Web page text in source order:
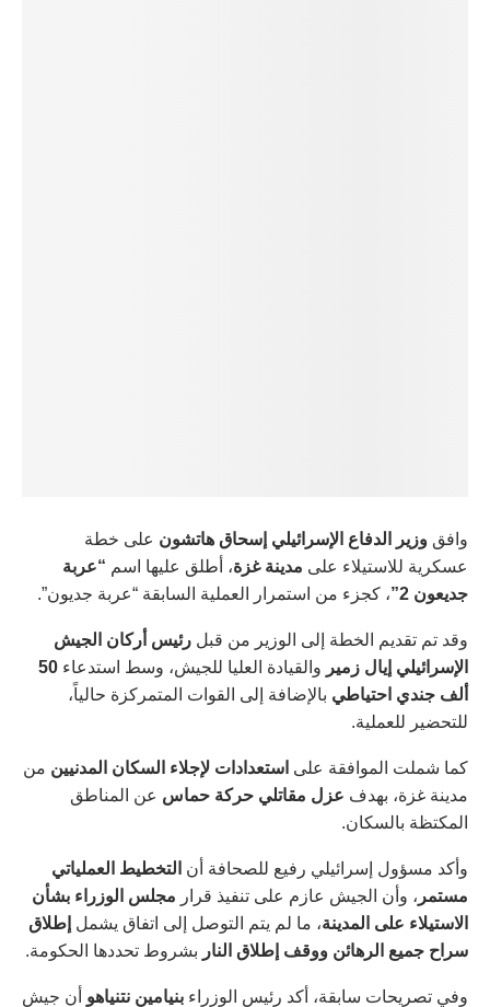
وافق وزير الدفاع الإسرائيلي إسحاق هاتشون على خطة
عسكرية للاستيلاء على مدينة غزة، أطلق عليها اسم “عربة
جديعون 2”
، كجزء من استمرار العملية السابقة “عربة جديون”.
وقد تم تقديم الخطة إلى الوزير من قبل رئيس أركان الجيش
الإسرائيلي إيال زمير والقيادة العليا للجيش، وسط استدعاء 50
ألف جندي احتياطي بالإضافة إلى القوات المتمركزة حالياً،
للتحضير للعملية.
كما شملت الموافقة على استعدادات لإجلاء السكان المدنيين من
مدينة غزة، بهدف عزل مقاتلي حركة حماس عن المناطق
المكتظة بالسكان.
وأكد مسؤول إسرائيلي رفيع للصحافة أن التخطيط العملياتي
مستمر ، وأن الجيش عازم على تنفيذ قرار مجلس الوزراء بشأن
الاستيلاء على المدينة، ما لم يتم التوصل إلى اتفاق يشمل إطلاق
سراح جميع الرهائن ووقف إطلاق النار بشروط تحددها الحكومة.
وفي تصريحات سابقة، أكد رئيس الوزراء بنيامين نتنياهو أن جيش